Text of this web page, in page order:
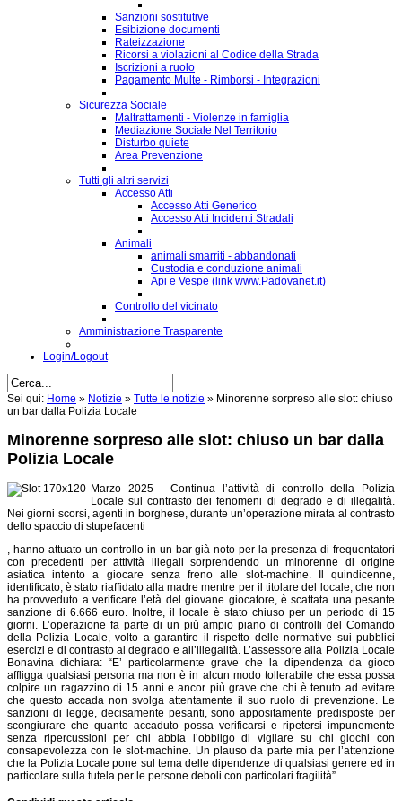
Sanzioni sostitutive
Esibizione documenti
Rateizzazione
Ricorsi a violazioni al Codice della Strada
Iscrizioni a ruolo
Pagamento Multe - Rimborsi - Integrazioni
Sicurezza Sociale
Maltrattamenti - Violenze in famiglia
Mediazione Sociale Nel Territorio
Disturbo quiete
Area Prevenzione
Tutti gli altri servizi
Accesso Atti
Accesso Atti Generico
Accesso Atti Incidenti Stradali
Animali
animali smarriti - abbandonati
Custodia e conduzione animali
Api e Vespe (link www.Padovanet.it)
Controllo del vicinato
Amministrazione Trasparente
Login/Logout
Sei qui: Home » Notizie » Tutte le notizie » Minorenne sorpreso alle slot: chiuso
un bar dalla Polizia Locale
Minorenne sorpreso alle slot: chiuso un bar dalla
Polizia Locale
Marzo 2025 - Continua l’attività di controllo della Polizia
Locale sul contrasto dei fenomeni di degrado e di illegalità.
Nei giorni scorsi, agenti in borghese, durante un’operazione mirata al contrasto
dello spaccio di stupefacenti
, hanno attuato un controllo in un bar già noto per la presenza di frequentatori
con precedenti per attività illegali sorprendendo un minorenne di origine
asiatica intento a giocare senza freno alle slot-machine. Il quindicenne,
identificato, è stato riaffidato alla madre mentre per il titolare del locale, che non
ha provveduto a verificare l’età del giovane giocatore, è scattata una pesante
sanzione di 6.666 euro. Inoltre, il locale è stato chiuso per un periodo di 15
giorni. L’operazione fa parte di un più ampio piano di controlli del Comando
della Polizia Locale, volto a garantire il rispetto delle normative sui pubblici
esercizi e di contrasto al degrado e all’illegalità. L’assessore alla Polizia Locale
Bonavina dichiara: “E’ particolarmente grave che la dipendenza da gioco
affligga qualsiasi persona ma non è in alcun modo tollerabile che essa possa
colpire un ragazzino di 15 anni e ancor più grave che chi è tenuto ad evitare
che questo accada non svolga attentamente il suo ruolo di prevenzione. Le
sanzioni di legge, decisamente pesanti, sono appositamente predisposte per
scongiurare che quanto accaduto possa verificarsi e ripetersi impunemente
senza ripercussioni per chi abbia l’obbligo di vigilare su chi giochi con
consapevolezza con le slot-machine. Un plauso da parte mia per l’attenzione
che la Polizia Locale pone sul tema delle dipendenze di qualsiasi genere ed in
particolare sulla tutela per le persone deboli con particolari fragilità”.